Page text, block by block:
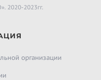
2023гг.
организации